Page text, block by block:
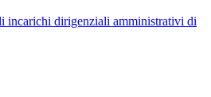
incarichi dirigenziali amministrativi di